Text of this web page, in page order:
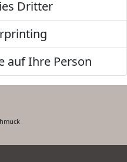
Dritter
auf Ihre Person